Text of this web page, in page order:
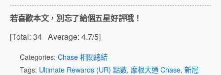
若喜歡本文，別忘了給個五星好評哦！
[Total: 34 Average: 4.7/5]
Categories: Chase 相關總結
Tags: Ultimate Rewards (UR) 點數, 摩根大通 Chase, 新冠